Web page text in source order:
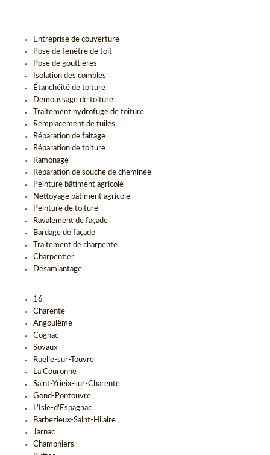
Entreprise de couverture
Pose de fenêtre de toit
Pose de gouttières
Isolation des combles
Étanchéité de toiture
Demoussage de toiture
Traitement hydrofuge de toiture
Remplacement de tuiles
Réparation de faitage
Réparation de toiture
Ramonage
Réparation de souche de cheminée
Peinture bâtiment agricole
Nettoyage bâtiment agricole
Peinture de toiture
Ravalement de façade
Bardage de façade
Traitement de charpente
Charpentier
Désamiantage
16
Charente
Angoulême
Cognac
Soyaux
Ruelle-sur-Touvre
La Couronne
Saint-Yrieix-sur-Charente
Gond-Pontouvre
L'Isle-d'Espagnac
Barbezieux-Saint-Hilaire
Jarnac
Champniers